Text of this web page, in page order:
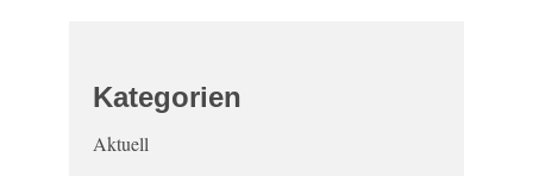
Kategorien
Aktuell